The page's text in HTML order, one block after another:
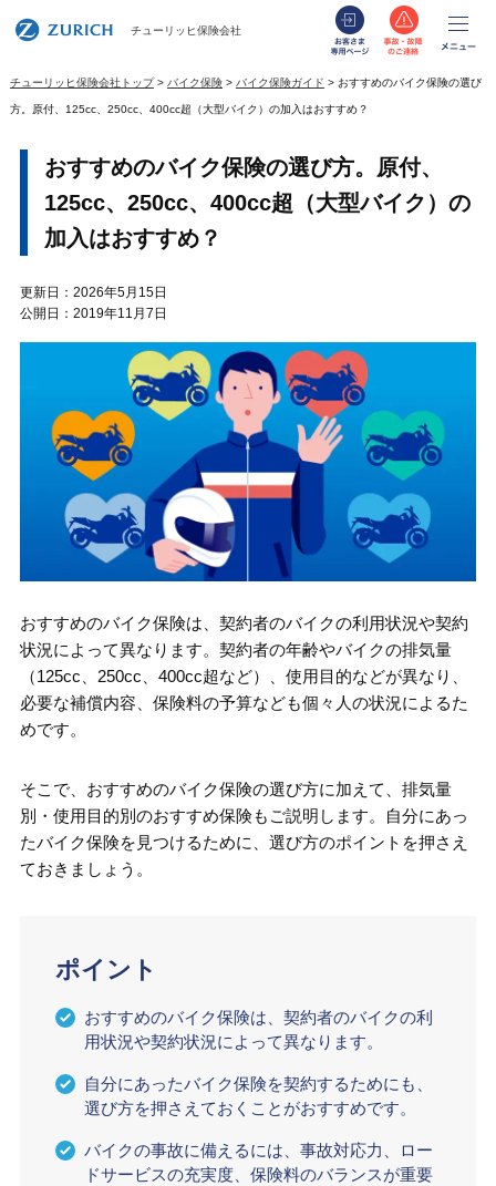
チューリッヒ保険会社
お客さま専用
事故・
チューリッヒ保険会社トップ バイク保険 バイク保険ガイド おすすめのバイク保険の選び
方。原付、125cc、250cc、400cc超（大型バイク）の加入はおすすめ？
おすすめのバイク保険の選び方。原付、
125cc、250cc、400cc超（大型バイク）の
加入はおすすめ？
更新日：2026年5月15日
公開日：2019年11月7日
おすすめのバイク保険は、契約者のバイクの利用状況や契約
状況によって異なります。契約者の年齢やバイクの排気量
（125cc、250cc、400cc超など）、使用目的などが異なり、
必要な補償内容、保険料の予算なども個々人の状況によるた
めです。
そこで、おすすめのバイク保険の選び方に加えて、排気量
別・使用目的別のおすすめ保険もご説明します。自分にあっ
たバイク保険を見つけるために、選び方のポイントを押さえ
ておきましょう。
ポイント
おすすめのバイク保険は、契約者のバイクの利
用状況や契約状況によって異なります。
自分にあったバイク保険を契約するためにも、
選び方を押さえておくことがおすすめです。
バイクの事故に備えるには、事故対応力、ロー
ドサービスの充実度、保険料のバランスが重要